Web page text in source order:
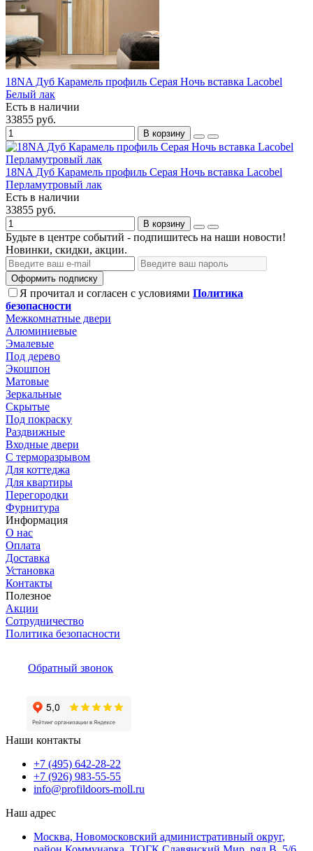
18NA Дуб Карамель профиль Серая Ночь вставка Lacobel
Белый лак
Есть в наличии
33855 руб.
В корзину
18NA Дуб Карамель профиль Серая Ночь вставка Lacobel
Перламутровый лак
Есть в наличии
33855 руб.
В корзину
Будьте в центре событий - подпишитесь на наши новости!
Новинки, скидки, акции.
Оформить подписку
Я прочитал и согласен с условиями Политика
безопасности
Межкомнатные двери
Алюминиевые
Эмалевые
Под дерево
Экошпон
Матовые
Зеркальные
Скрытые
Под покраску
Раздвижные
Входные двери
С терморазрывом
Для коттеджа
Для квартиры
Перегородки
Фурнитура
Информация
О нас
Оплата
Доставка
Установка
Контакты
Полезное
Акции
Сотрудничество
Политика безопасности
Обратный звонок
Наши контакты
+7 (495) 642-28-22
+7 (926) 983-55-55
info@profildoors-moll.ru
Наш адрес
Москва, Новомосковский административный округ,